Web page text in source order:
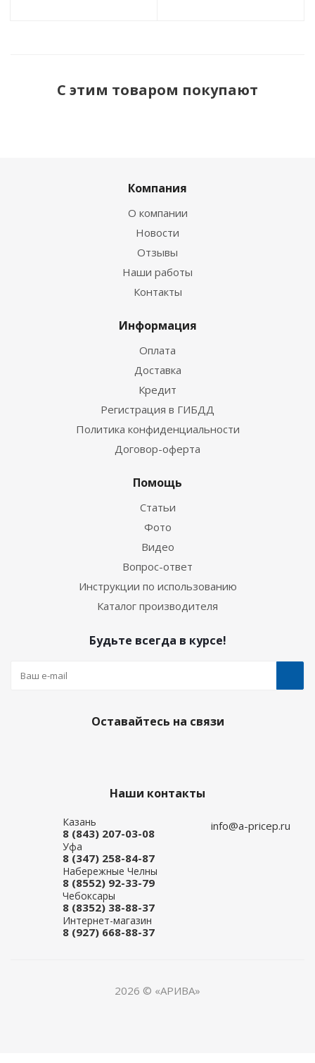
С этим товаром покупают
Компания
О компании
Новости
Отзывы
Наши работы
Контакты
Информация
Оплата
Доставка
Кредит
Регистрация в ГИБДД
Политика конфиденциальности
Договор-оферта
Помощь
Статьи
Фото
Видео
Вопрос-ответ
Инструкции по использованию
Каталог производителя
Будьте всегда в курсе!
Оставайтесь на связи
Наши контакты
Казань
8 (843) 207-03-08
Уфа
8 (347) 258-84-87
Набережные Челны
8 (8552) 92-33-79
Чебоксары
8 (8352) 38-88-37
Интернет-магазин
8 (927) 668-88-37
info@a-pricep.ru
2026 © «АРИВА»